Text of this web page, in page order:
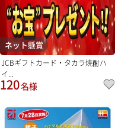
ネット懸賞
JCBギフトカード・タカラ焼酎ハ
イ...
120名様